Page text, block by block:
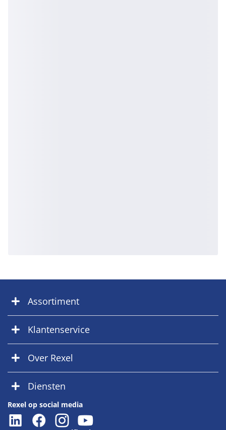
Assortiment
Klantenservice
Over Rexel
Diensten
Rexel op social media